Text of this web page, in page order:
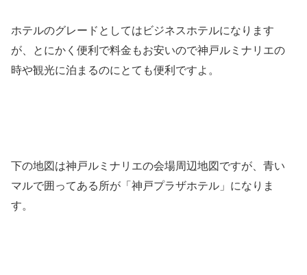
ホテルのグレードとしてはビジネスホテルになります
が、とにかく便利で料金もお安いので神戸ルミナリエの
時や観光に泊まるのにとても便利ですよ。
下の地図は神戸ルミナリエの会場周辺地図ですが、青い
マルで囲ってある所が「神戸プラザホテル」になりま
す。